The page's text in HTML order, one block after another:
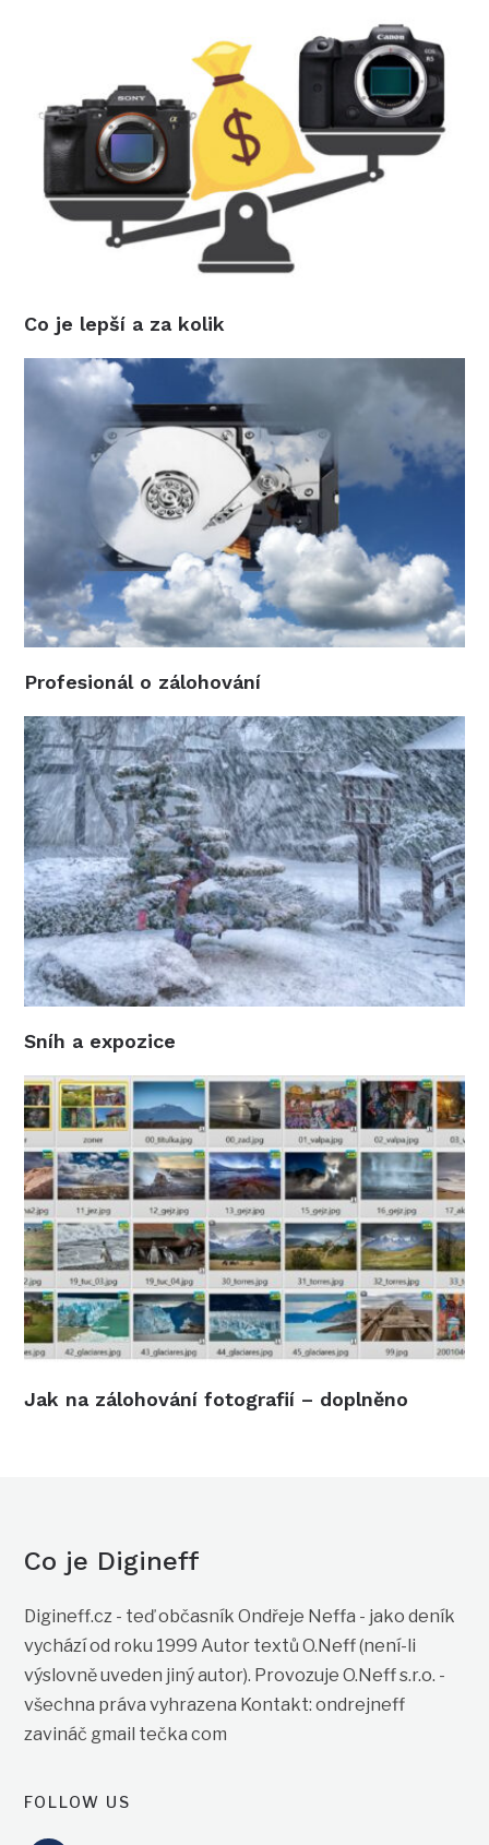
Co je lepší a za kolik
Profesionál o zálohování
Sníh a expozice
Jak na zálohování fotografií – doplněno
Co je Digineff
Digineff.cz - teď občasník Ondřeje Neffa - jako deník
vychází od roku 1999 Autor textů O.Neff (není-li
výslovně uveden jiný autor). Provozuje O.Neff s.r.o. -
všechna práva vyhrazena Kontakt: ondrejneff
zavináč gmail tečka com
FOLLOW US